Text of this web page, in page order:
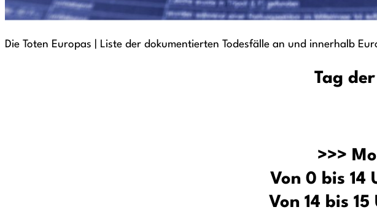
Die Toten Europas | Liste der dokumentierten Todesfälle an und innerhalb
Tag
>>>
Von 0 bis 14
Von 14 bis